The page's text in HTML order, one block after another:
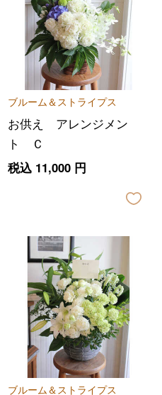
ブルーム＆ストライプス
お供え アレンジメン
ト Ｃ
税込 11,000円
ブルーム＆ストライプス